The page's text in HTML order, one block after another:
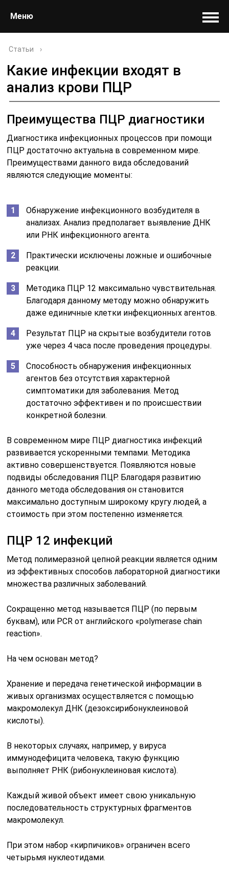
Меню
Статьи ›
Какие инфекции входят в
анализ крови ПЦР
Преимущества ПЦР диагностики
Диагностика инфекционных процессов при помощи
ПЦР достаточно актуальна в современном мире.
Преимуществами данного вида обследований
являются следующие моменты:
Обнаружение инфекционного возбудителя в
анализах. Анализ предполагает выявление ДНК
или РНК инфекционного агента.
Практически исключены ложные и ошибочные
реакции.
Методика ПЦР 12 максимально чувствительная.
Благодаря данному методу можно обнаружить
даже единичные клетки инфекционных агентов.
Результат ПЦР на скрытые возбудители готов
уже через 4 часа после проведения процедуры.
Способность обнаружения инфекционных
агентов без отсутствия характерной
симптоматики для заболевания. Метод
достаточно эффективен и по происшествии
конкретной болезни.
В современном мире ПЦР диагностика инфекций
развивается ускоренными темпами. Методика
активно совершенствуется. Появляются новые
подвиды обследования ПЦР. Благодаря развитию
данного метода обследования он становится
максимально доступным широкому кругу людей, а
стоимость при этом постепенно изменяется.
ПЦР 12 инфекций
Метод полимеразной цепной реакции является одним
из эффективных способов лабораторной диагностики
множества различных заболеваний.
Сокращенно метод называется ПЦР (по первым
буквам), или PCR от английского «polymerase chain
reaction».
На чем основан метод?
Хранение и передача генетической информации в
живых организмах осуществляется с помощью
макромолекул ДНК (дезоксирибонуклеиновой
кислоты).
В некоторых случаях, например, у вируса
иммунодефицита человека, такую функцию
выполняет РНК (рибонуклеиновая кислота).
Каждый живой объект имеет свою уникальную
последовательность структурных фрагментов
макромолекул.
При этом набор «кирпичиков» ограничен всего
четырьмя нуклеотидами.